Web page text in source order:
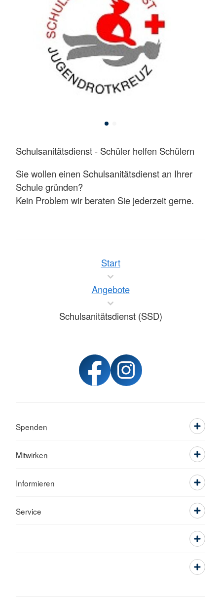
Schulsanitätsdienst - Schüler helfen Schülern
Sie wollen einen Schulsanitätsdienst an Ihrer
Schule gründen?
Kein Problem wir beraten Sie jederzeit gerne.
Start
Angebote
Schulsanitätsdienst (SSD)
Spenden
Mitwirken
Informieren
Service